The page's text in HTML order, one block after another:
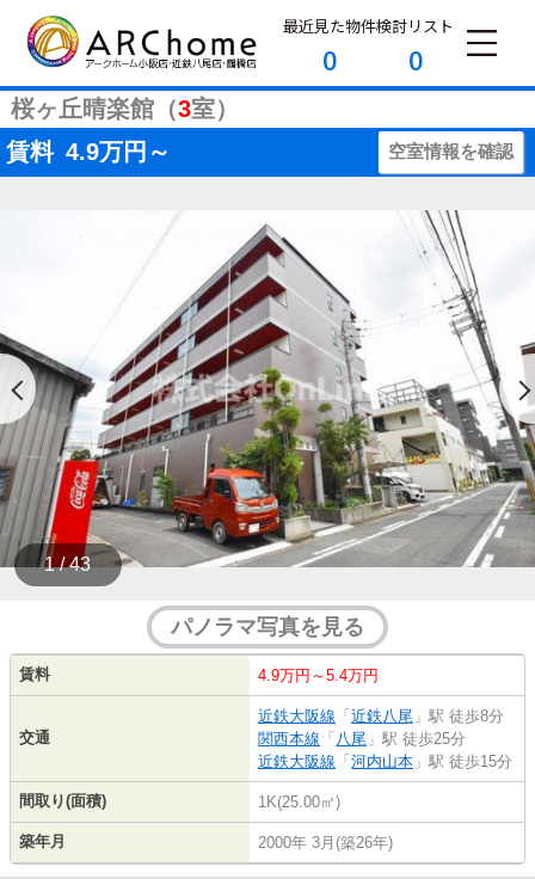
最近見た物件
0
検討リスト
0
桜ヶ丘晴楽館（3室）
賃料 4.9万円～ 空室情報を確認
1 / 43
パノラマ写真を見る
賃料 4.9万円～5.4万円
交通
近鉄大阪線 「 近鉄八尾 」駅 徒歩8分
関西本線 「 八尾 」駅 徒歩25分
近鉄大阪線 「 河内山本 」駅 徒歩15分
間取り(面積) 1K(25.00㎡)
築年月 2000年 3月(築26年)